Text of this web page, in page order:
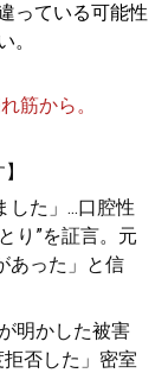
っている可能性
。
筋から。
た」...口腔性
り”を証言。元
あった」と信
明かした被害
拒否した」密室